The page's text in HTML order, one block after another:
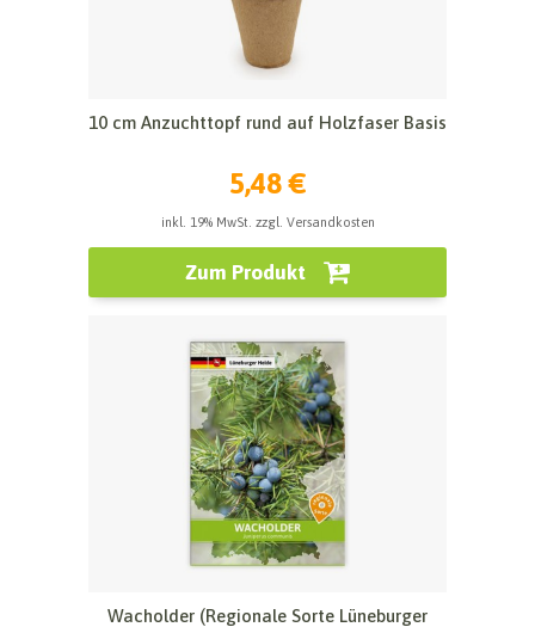
10 cm Anzuchttopf rund auf Holzfaser Basis
5,48 €
inkl. 19% MwSt. zzgl. Versandkosten
Zum Produkt
Wacholder (Regionale Sorte Lüneburger